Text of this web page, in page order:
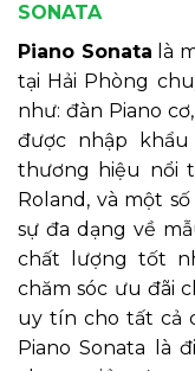
SONATA
Piano Sonata là
tại Hải Phòng
như: đàn Piano
được nhập
thương hiệu nổi
Roland, và một
sự đa dạng về
chất lượng tốt
chăm sóc ưu đãi
uy tín cho tất cả
Piano Sonata là